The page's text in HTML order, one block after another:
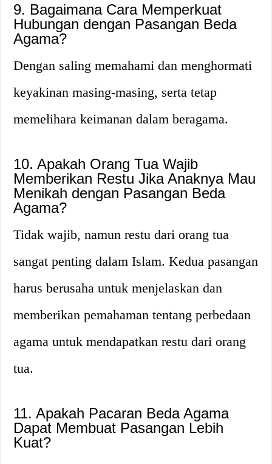
9. Bagaimana Cara Memperkuat
Hubungan dengan Pasangan Beda
Agama?
Dengan saling memahami dan menghormati
keyakinan masing-masing, serta tetap
memelihara keimanan dalam beragama.
10. Apakah Orang Tua Wajib
Memberikan Restu Jika Anaknya Mau
Menikah dengan Pasangan Beda
Agama?
Tidak wajib, namun restu dari orang tua
sangat penting dalam Islam. Kedua pasangan
harus berusaha untuk menjelaskan dan
memberikan pemahaman tentang perbedaan
agama untuk mendapatkan restu dari orang
tua.
11. Apakah Pacaran Beda Agama
Dapat Membuat Pasangan Lebih
Kuat?